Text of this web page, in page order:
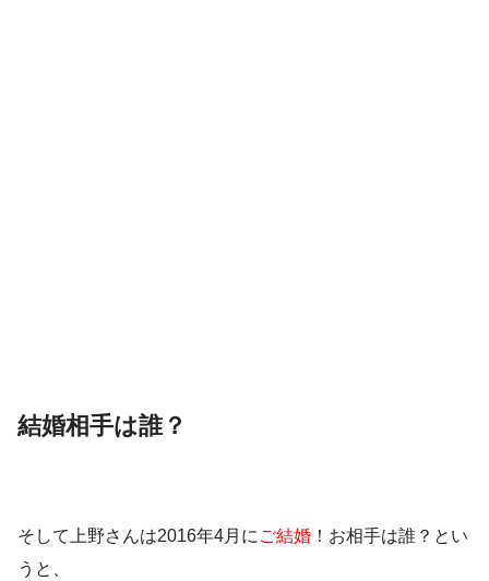
結婚相手は誰？
そして上野さんは2016年4月に ご結婚 ！ お相手は誰？ とい
うと、